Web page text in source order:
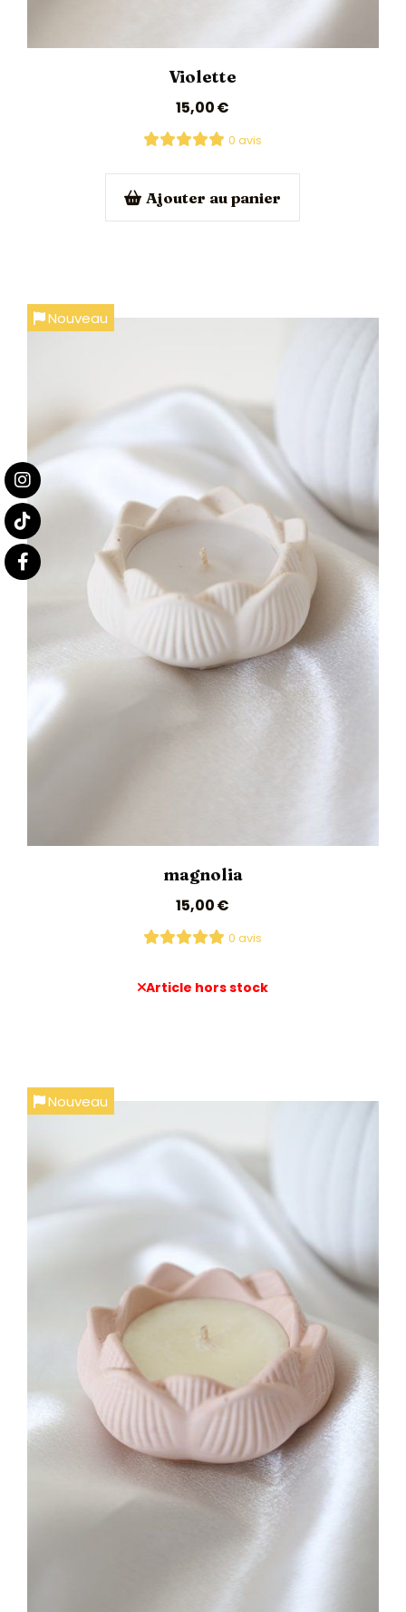
Violette
15,00€
0 avis
Ajouter au panier
Nouveau
magnolia
15,00€
0 avis
Article hors stock
Nouveau